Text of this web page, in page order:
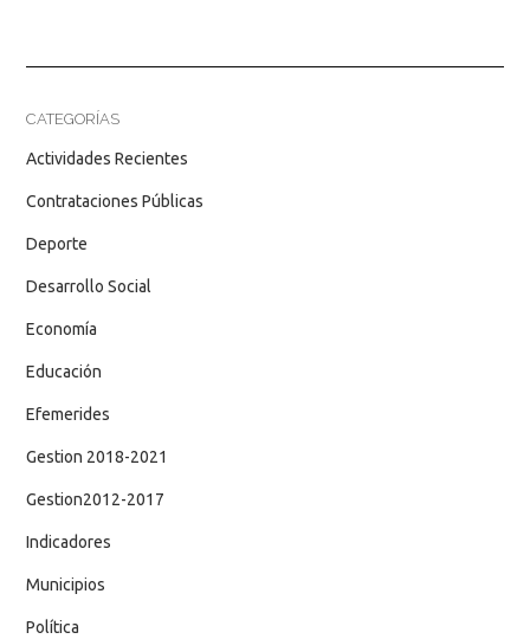
CATEGORÍAS
Actividades Recientes
Contrataciones Públicas
Deporte
Desarrollo Social
Economía
Educación
Efemerides
Gestion 2018-2021
Gestion2012-2017
Indicadores
Municipios
Política